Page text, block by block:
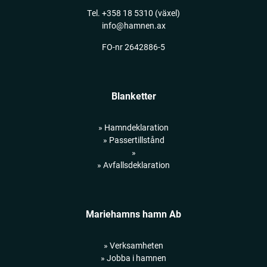
Tel. +358 18 5310 (växel)
info@hamnen.ax
FO-nr 2642886-5
Blanketter
» Hamndeklaration
» Passertillstånd
»
» Avfallsdeklaration
Mariehamns hamn Ab
» Verksamheten
» Jobba i hamnen